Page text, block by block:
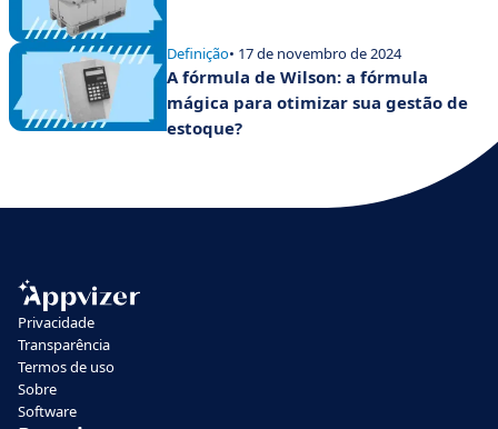
Definição• 17 de novembro de 2024
A fórmula de Wilson: a fórmula
mágica para otimizar sua gestão de
estoque?
Privacidade
Transparência
Termos de uso
Sobre
Software